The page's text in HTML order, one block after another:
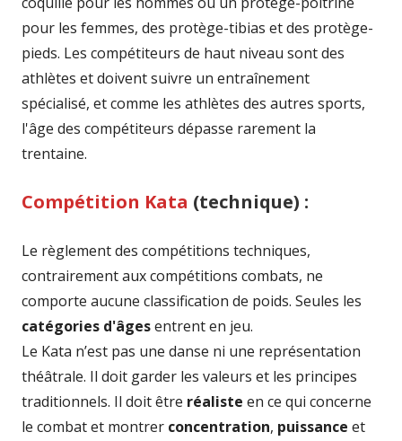
r
e
pour les femmes, des protège-tibias et des protège-
pieds. Les compétiteurs de haut niveau sont des
athlètes et doivent suivre un entraînement
spécialisé, et comme les athlètes des autres sports,
l'âge des compétiteurs dépasse rarement la
trentaine.
Compétition Kata (technique) :
Le règlement des compétitions techniques,
contrairement aux compétitions combats, ne
comporte aucune classification de poids. Seules les
catégories d'âgesentrent en jeu.
Le Kata n’est pas une danse ni une représentation
théâtrale. Il doit garder les valeurs et les principes
traditionnels. Il doit être réaliste en ce qui concerne
le combat et montrer concentration, puissance et